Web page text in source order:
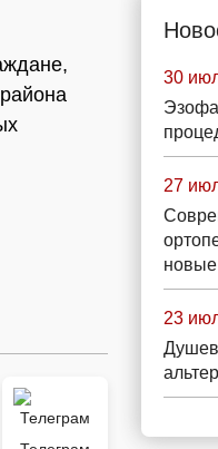
30
27
23